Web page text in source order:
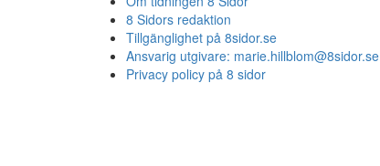
8 Sidors redaktion
Tillgänglighet på 8sidor.se
Ansvarig utgivare: marie.hillblom@8sidor.se
Privacy policy på 8 sidor